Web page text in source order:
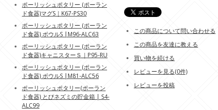
この商品について問い合わせる
この商品を友達に教える
買い物を続ける
レビューを見る(0件)
レビューを投稿
ポーリッシュポタリー (ポーラン
ド食器)マグS｜K67-PS30
ポーリッシュポタリー (ポーラン
ド食器) ボウルS |M96-ALC63
ポーリッシュポタリー (ポーラン
ド食器)キャニスターＳ｜P95-RU
ポーリッシュポタリー (ポーラン
ド食器) ボウルS |M81-ALC56
ポーリッシュポタリー(ポーラン
ド食器) とびネズミの貯金箱 | S4-
ALC99